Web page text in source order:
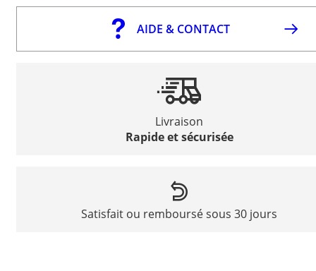
AIDE & CONTACT
Livraison
Rapide et sécurisée
Satisfait ou remboursé sous 30 jours